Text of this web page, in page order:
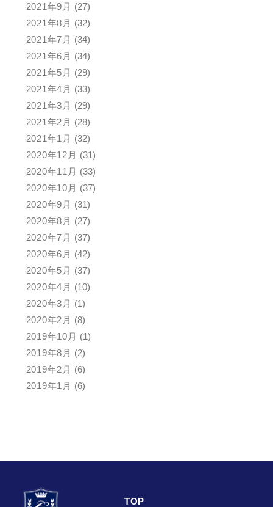
2021年9月 (27)
2021年8月 (32)
2021年7月 (34)
2021年6月 (34)
2021年5月 (29)
2021年4月 (33)
2021年3月 (29)
2021年2月 (28)
2021年1月 (32)
2020年12月 (31)
2020年11月 (33)
2020年10月 (37)
2020年9月 (31)
2020年8月 (27)
2020年7月 (37)
2020年6月 (42)
2020年5月 (37)
2020年4月 (10)
2020年3月 (1)
2020年2月 (8)
2019年10月 (1)
2019年8月 (2)
2019年2月 (6)
2019年1月 (6)
TOP